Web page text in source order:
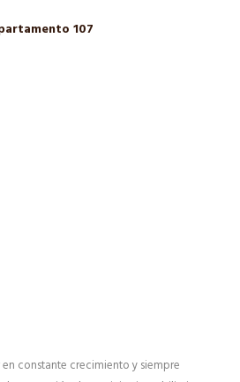
107
constante crecimiento y siempre